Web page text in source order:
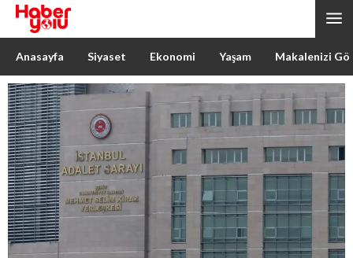
Anasayfa Siyaset Ekonomi Yaşam Makalenizi